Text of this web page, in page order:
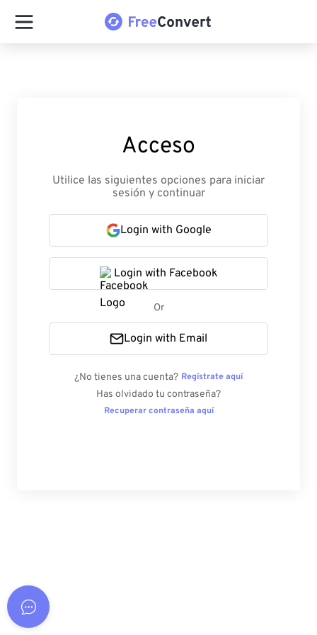
Acceso
Utilice las siguientes opciones para iniciar
sesión y continuar
Login with Google
Login with Facebook
Or
Login with Email
¿No tienes una cuenta? Regístrate aquí
Has olvidado tu contraseña?
Recuperar contraseña aquí